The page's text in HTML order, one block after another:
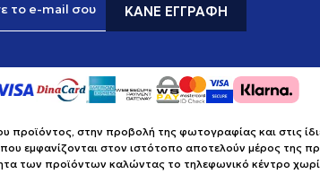
το e-mail σου ΚΆΝΕ ΕΓΓΡΑΦΉ
στην προβολή της φωτογραφίας και στις
εμφανίζονται στον ιστότοπο αποτελούν μέρος της
των προϊόντων καλώντας το τηλεφωνικό κέντρο